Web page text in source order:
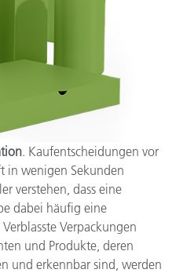
. Kaufentscheidungen vor
in wenigen Sekunden
verstehen, dass eine
dabei häufig eine
Verpackungen
und Produkte, deren
und erkennbar sind, werden